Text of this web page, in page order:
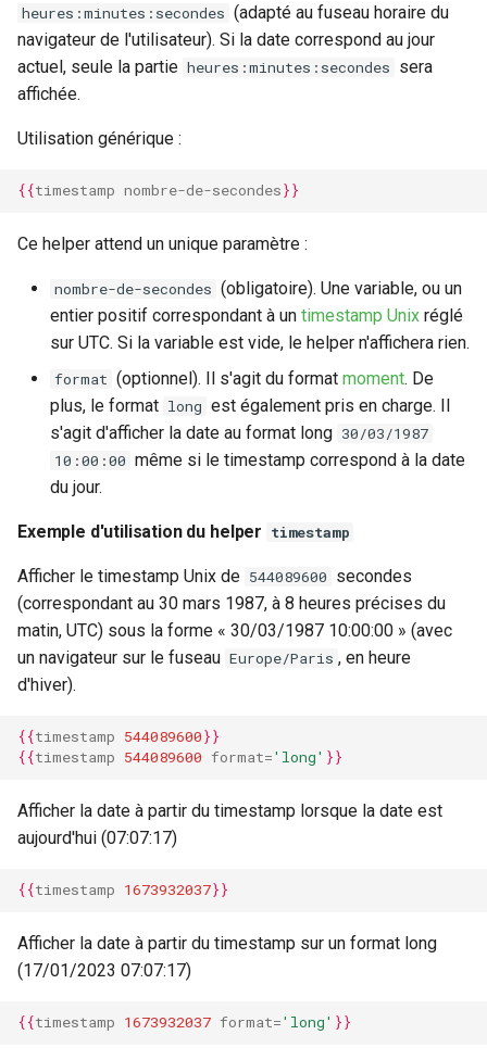
heures:minutes:secondes (adapté au fuseau horaire du
navigateur de l'utilisateur). Si la date correspond au jour
actuel, seule la partie heures:minutes:secondes sera
affichée.
Utilisation générique :
{{timestamp nombre-de-secondes}}
Ce helper attend un unique paramètre :
nombre-de-secondes (obligatoire). Une variable, ou un
entier positif correspondant à un timestamp Unix réglé
sur UTC. Si la variable est vide, le helper n'affichera rien.
format (optionnel). Il s'agit du format moment. De
plus, le format long est également pris en charge. Il
s'agit d'afficher la date au format long 30/03/1987
10:00:00 même si le timestamp correspond à la date
du jour.
Exemple d'utilisation du helper timestamp
Afficher le timestamp Unix de 544089600 secondes
(correspondant au 30 mars 1987, à 8 heures précises du
matin, UTC) sous la forme « 30/03/1987 10:00:00 » (avec
un navigateur sur le fuseau Europe/Paris , en heure
d'hiver).
{{timestamp 544089600}}
{{timestamp 544089600 format='long' }}
Afficher la date à partir du timestamp lorsque la date est
aujourd'hui (07:07:17)
{{timestamp 1673932037}}
Afficher la date à partir du timestamp sur un format long
(17/01/2023 07:07:17)
{{timestamp 1673932037 format='long' }}